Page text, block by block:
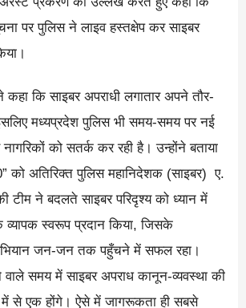
पर पुलिस ने लाइव हस्तक्षेप कर साइबर
कि साइबर अपराधी लगातार अपने तौर-
मध्यप्रदेश पुलिस भी समय-समय पर नई
नागरिकों को सतर्क कर रही है। उन्होंने बताया
को अतिरिक्त पुलिस महानिदेशक (साइबर) ए.
टीम ने बदलते साइबर परिदृश्य को ध्यान में
स्वरूप प्रदान किया, जिसके
जन-जन तक पहुँचने में सफल रहा।
समय में साइबर अपराध कानून-व्यवस्था की
में से एक होंगे। ऐसे में जागरूकता ही सबसे